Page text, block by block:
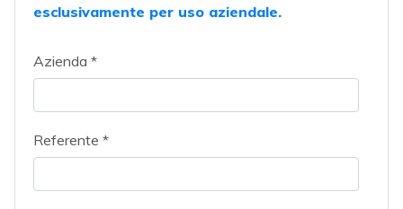
esclusivamente per uso aziendale.
Azienda *
Referente *